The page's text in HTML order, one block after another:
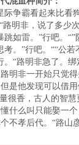
际争霸看起来比看
路明非，说了多少
跳如雷。”行吧。
。”行吧。““公
。“路明非急了。
明非一开始只觉
是他发现可以借
很香，古人的智
什么叫只能娶一
不孝后代。“路山